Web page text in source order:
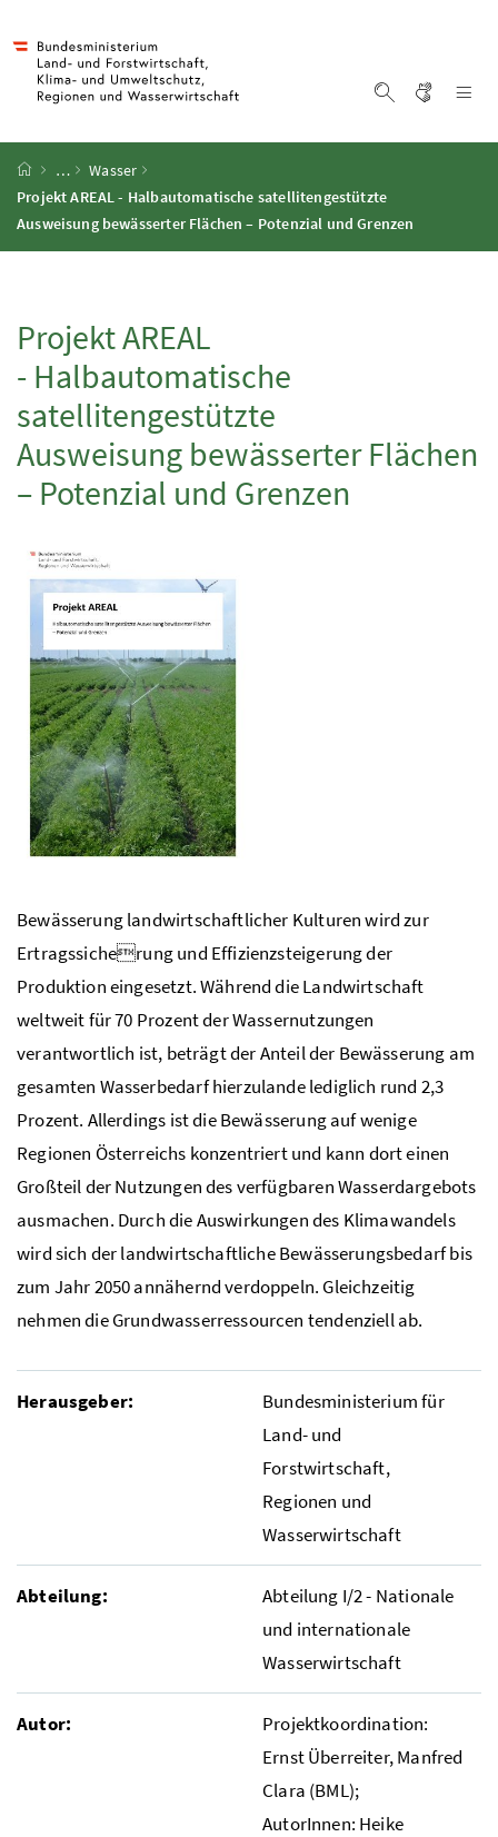
Startseite
…
Wasser
Projekt AREAL - Halbautomatische satellitengestützte
Ausweisung bewässerter Flächen – Potenzial und Grenzen
Projekt AREAL
- Halbautomatische
satellitengestützte
Ausweisung bewässerter Flächen
– Potenzial und Grenzen
Bewässerung landwirtschaftlicher Kulturen wird zur
Ertragssicherung und Effizienzsteigerung der
Produktion eingesetzt. Während die Landwirtschaft
weltweit für 70 Prozent der Wassernutzungen
verantwortlich ist, beträgt der Anteil der Bewässerung am
gesamten Wasserbedarf hierzulande lediglich rund 2,3
Prozent. Allerdings ist die Bewässerung auf wenige
Regionen Österreichs konzentriert und kann dort einen
Großteil der Nutzungen des verfügbaren Wasserdargebots
ausmachen. Durch die Auswirkungen des Klimawandels
wird sich der landwirtschaftliche Bewässerungsbedarf bis
zum Jahr 2050 annähernd verdoppeln. Gleichzeitig
nehmen die Grundwasserressourcen tendenziell ab.
Herausgeber:
Bundesministerium für
Land- und
Forstwirtschaft,
Regionen und
Wasserwirtschaft
Abteilung:
Abteilung I/2 - Nationale
und internationale
Wasserwirtschaft
Autor:
Projektkoordination:
Ernst Überreiter, Manfred
Clara (BML);
AutorInnen: Heike